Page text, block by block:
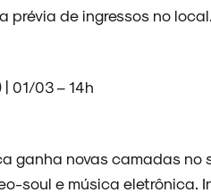
de ingressos no local.
01/03 – 14h
ganha novas camadas no
soul e música eletrônica.